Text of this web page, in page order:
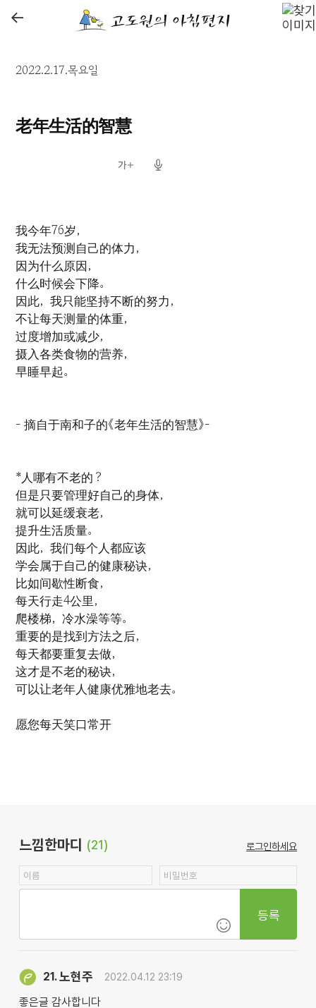
←
2022.2.17.목요일
老年生活的智慧
我今年76岁，
我无法预测自己的体力，
因为什么原因，
什么时候会下降。
因此，我只能坚持不断的努力，
不让每天测量的体重，
过度增加或减少，
摄入各类食物的营养，
早睡早起。
- 摘自于南和子的《老年生活的智慧》-
*人哪有不老的？
但是只要管理好自己的身体，
就可以延缓衰老，
提升生活质量。
因此，我们每个人都应该
学会属于自己的健康秘诀，
比如间歇性断食，
每天行走4公里，
爬楼梯，冷水澡等等。
重要的是找到方法之后，
每天都要重复去做，
这才是不老的秘诀，
可以让老年人健康优雅地老去。
愿您每天笑口常开
느낌한마디 (21) 로그인하세요
등록
21.노현주 2022.04.12 23:19
좋은글 감사합니다